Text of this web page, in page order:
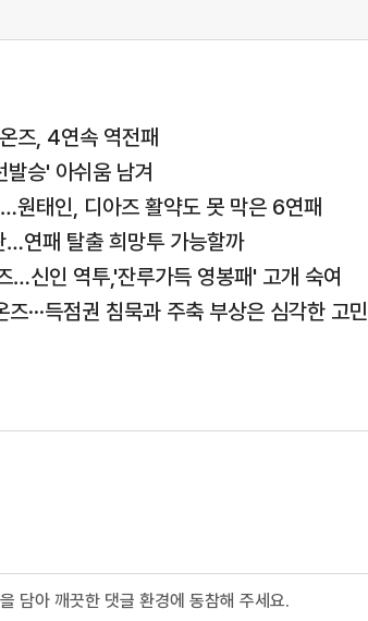
즈, 4연속 역전패
승' 아쉬움 남겨
원태인, 디아즈 활약도 못 막은 6연패
…연패 탈출 희망투 가능할까
…신인 역투,'잔루가득 영봉패' 고개 숙여
···득점권 침묵과 주축 부상은 심각한 고민
담아 깨끗한 댓글 환경에 동참해 주세요.